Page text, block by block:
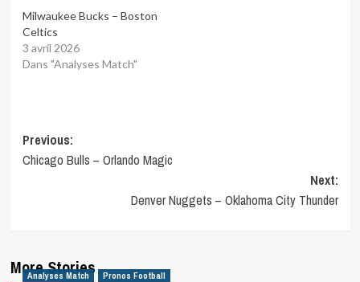
Milwaukee Bucks – Boston
Celtics
3 avril 2026
Dans "Analyses Match"
Post
navigation
Previous:
Chicago Bulls – Orlando Magic
Next:
Denver Nuggets – Oklahoma City Thunder
More Stories
Analyses Match Pronos Football